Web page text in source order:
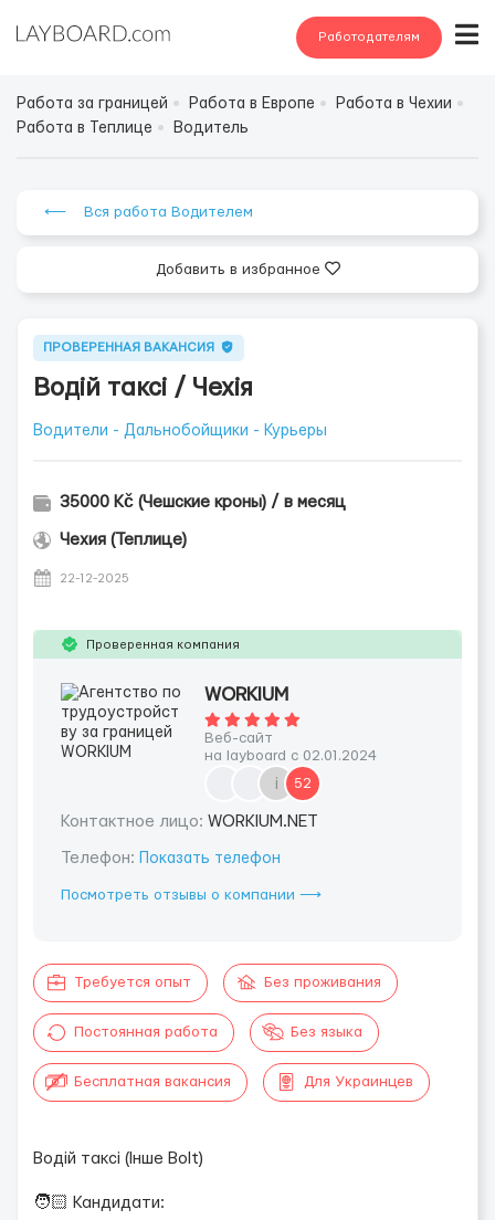
Работодателям
Работа за границей Работа в Европе
Работа в Чехии
Работа в Теплице
Водитель
⟵ Вся работа Водителем
Добавить в избранное
ПРОВЕРЕННАЯ ВАКАНСИЯ
Водій таксі / Чехія
Водители - Дальнобойщики - Курьеры
35000 Kč (Чешские кроны) / в месяц
Чехия (Теплице)
22-12-2025
Проверенная компания
WORKIUM
Веб-сайт
на layboard с 02.01.2024
і 52
Контактное лицо: WORKIUM.NET
Телефон: Показать телефон
Посмотреть отзывы о компании ⟶
Требуется опыт Без проживания
Постоянная работа Без языка
Бесплатная вакансия Для Украинцев
Водій таксі (Інше Bolt)
🧑🏻 Кандидати: